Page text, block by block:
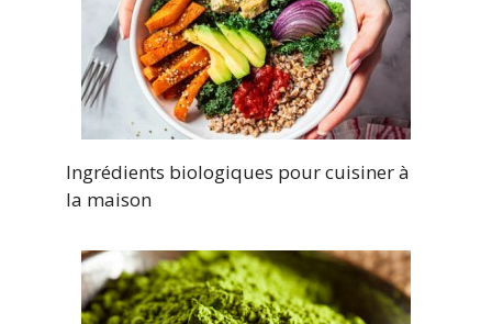
Ingrédients biologiques pour cuisiner à
la maison